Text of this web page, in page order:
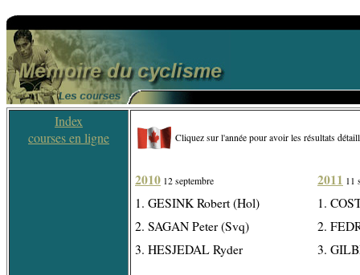
Index
courses en ligne
Cliquez sur l'année pour avoir les résultats
2010 12 septembre
1. GESINK Robert (Hol)
2. SAGAN Peter (Svq)
3. HESJEDAL Ryder
2011 11
1.
2.
3.